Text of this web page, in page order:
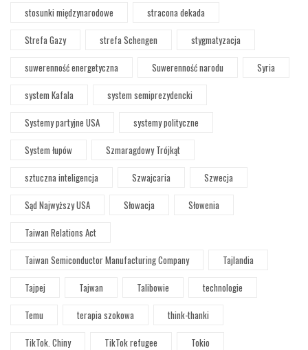
stosunki międzynarodowe
stracona dekada
Strefa Gazy
strefa Schengen
stygmatyzacja
suwerenność energetyczna
Suwerenność narodu
Syria
system Kafala
system semiprezydencki
Systemy partyjne USA
systemy polityczne
System łupów
Szmaragdowy Trójkąt
sztuczna inteligencja
Szwajcaria
Szwecja
Sąd Najwyższy USA
Słowacja
Słowenia
Taiwan Relations Act
Taiwan Semiconductor Manufacturing Company
Tajlandia
Tajpej
Tajwan Talibowie
technologie
Temu
terapia szokowa
think-thanki
TikTok. Chiny
TikTok refugee
Tokio